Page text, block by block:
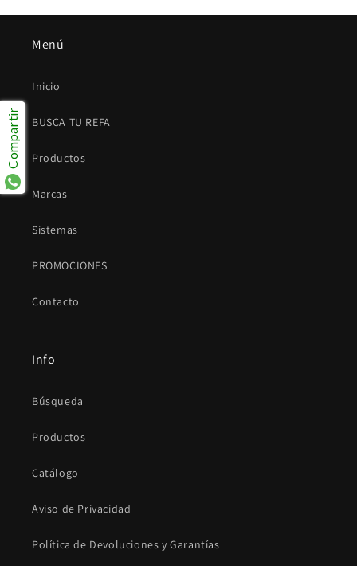
Menú
Inicio
BUSCA TU REFA
Productos
Marcas
Sistemas
PROMOCIONES
Contacto
Info
Búsqueda
Productos
Catálogo
Aviso de Privacidad
Política de Devoluciones y Garantías
Compartir